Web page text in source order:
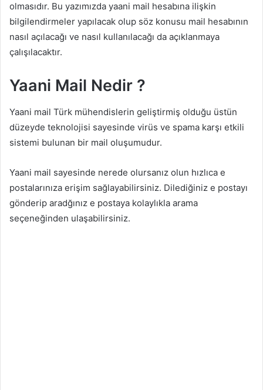
olmasıdır. Bu yazımızda yaani mail hesabına ilişkin
bilgilendirmeler yapılacak olup söz konusu mail hesabının
nasıl açılacağı ve nasıl kullanılacağı da açıklanmaya
çalışılacaktır.
Yaani Mail Nedir ?
Yaani mail Türk mühendislerin geliştirmiş olduğu üstün
düzeyde teknolojisi sayesinde virüs ve spama karşı etkili
sistemi bulunan bir mail oluşumudur.
Yaani mail sayesinde nerede olursanız olun hızlıca e
postalarınıza erişim sağlayabilirsiniz. Dilediğiniz e postayı
gönderip aradğınız e postaya kolaylıkla arama
seçeneğinden ulaşabilirsiniz.